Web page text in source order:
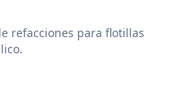
refacciones para flotillas